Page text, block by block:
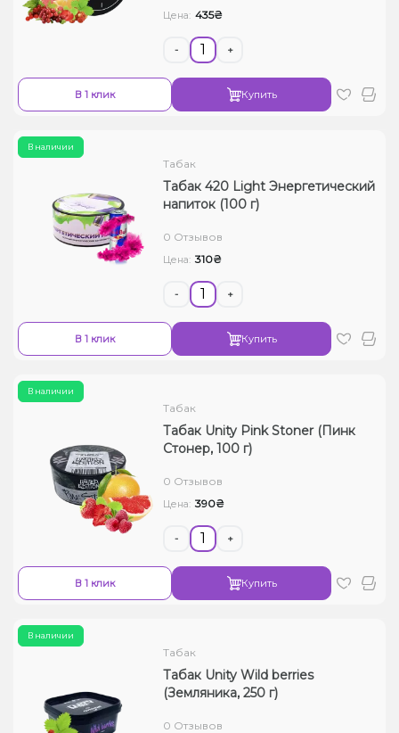
Цена: 435₴
- +
В 1 клик Купить
В наличии
Табак
Табак 420 Light Энергетический
напиток (100 г)
0 Отзывов
Цена: 310₴
- +
В 1 клик Купить
В наличии
Табак
Табак Unity Pink Stoner (Пинк
Стонер, 100 г)
0 Отзывов
Цена: 390₴
- +
В 1 клик Купить
В наличии
Табак
Табак Unity Wild berries
(Земляника, 250 г)
0 Отзывов